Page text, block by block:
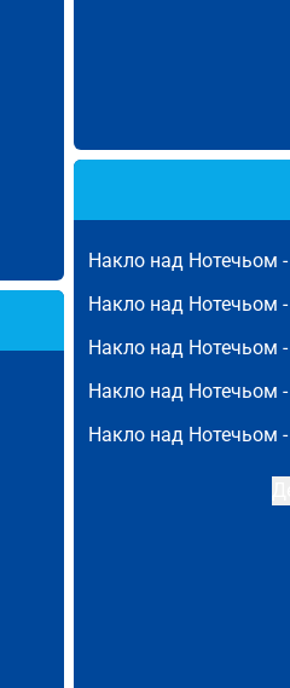
Накло над Нотечьом -
Накло над Нотечьом -
Накло над Нотечьом -
Накло над Нотечьом -
Накло над Нотечьом -